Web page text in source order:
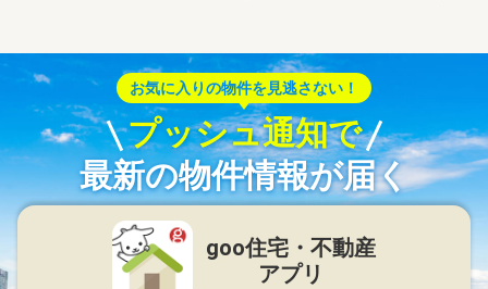
お気に入りの物件を見逃さない！
プッシュ通知で
最新の物件情報が届く
goo住宅・不動産
アプリ